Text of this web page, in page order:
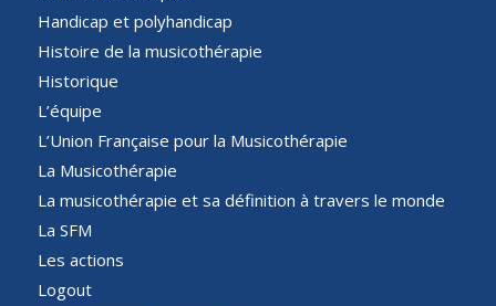
Handicap et polyhandicap
Histoire de la musicothérapie
Historique
L’équipe
L’Union Française pour la Musicothérapie
La Musicothérapie
La musicothérapie et sa définition à travers le monde
La SFM
Les actions
Logout